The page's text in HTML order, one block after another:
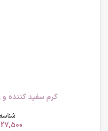
کرم سفید کننده و